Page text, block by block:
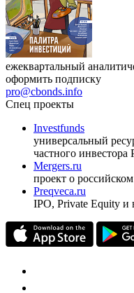
ежеквартальный
оформить подписку
pro@cbonds.info
Спец проекты
Investfunds
универсальный
частного инвестора
Mergers.ru
проект о
Preqveca.ru
IPO, Private Equity и